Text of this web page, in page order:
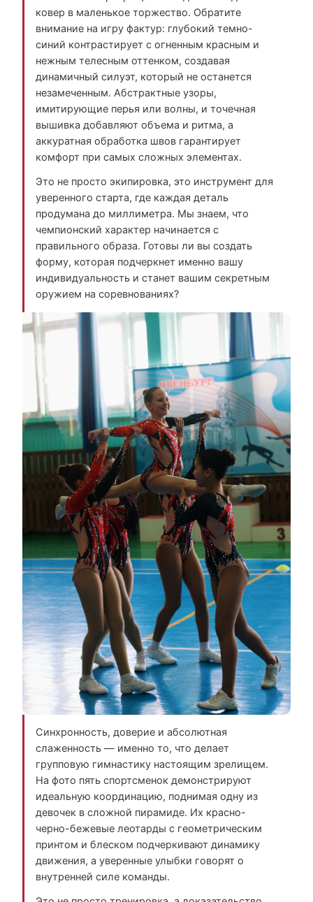
ковер в маленькое торжество. Обратите
внимание на игру фактур: глубокий темно-
синий контрастирует с огненным красным и
нежным телесным оттенком, создавая
динамичный силуэт, который не останется
незамеченным. Абстрактные узоры,
имитирующие перья или волны, и точечная
вышивка добавляют объема и ритма, а
аккуратная обработка швов гарантирует
комфорт при самых сложных элементах.
Это не просто экипировка, это инструмент для
уверенного старта, где каждая деталь
продумана до миллиметра. Мы знаем, что
чемпионский характер начинается с
правильного образа. Готовы ли вы создать
форму, которая подчеркнет именно вашу
индивидуальность и станет вашим секретным
оружием на соревнованиях?
Синхронность, доверие и абсолютная
слаженность — именно то, что делает
групповую гимнастику настоящим зрелищем.
На фото пять спортсменок демонстрируют
идеальную координацию, поднимая одну из
девочек в сложной пирамиде. Их красно-
черно-бежевые леотарды с геометрическим
принтом и блеском подчеркивают динамику
движения, а уверенные улыбки говорят о
внутренней силе команды.